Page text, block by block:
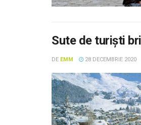
Sute de turişti
DE EMM 28 DECEMBRIE 2020